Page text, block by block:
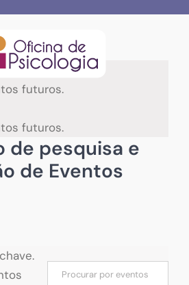
futuros.
futuros.
de pesquisa e
de Eventos